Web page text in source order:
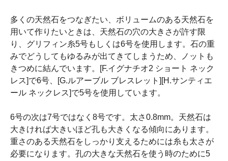
多くの天然石をつなぎたい、ボリュームのある天然石を
用いて作りたいときは、天然石の穴の大きさが許す限
り、グリフィン糸5号もしくは6号を使用します。石の重
みでどうしてもゆるみが出てきてしまうため、ノットも
きつめに結んでいます。[F.イグナチオ2 ショート ネック
レス]で6号、[G.ルアーブル ブレスレット][H.サンティエ
ール ネックレス]で5号を使用しています。
6号の次は7号ではなく8号です。太さ0.8mm。天然石は
大きければ大きいほど孔も大きくなる傾向にあります。
重さのある天然石をしっかり支えるためには糸も太さが
必要になります。孔の大きな天然石を使う時のために5